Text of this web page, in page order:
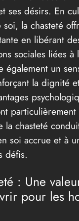
ses désirs. En
soi, la chasteté
en libérant
sociales liées à
également un
la dignité
la chasteté
soi accrue et à
défis.
: Une
pour les